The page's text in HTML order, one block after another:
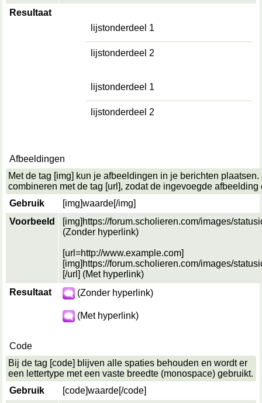
Resultaat
lijstonderdeel 1
lijstonderdeel 2
lijstonderdeel 1
lijstonderdeel 2
Afbeeldingen
Met de tag [img] kun je afbeeldingen in je berichten
combineren met de tag [url], zodat de ingevoegde
Gebruik
[img]waarde[/img]
Voorbeeld
[img]https://forum.scholieren.com/images/
(Zonder hyperlink)
[url=http://www.example.com]
[img]https://forum.scholieren.com/images/
[/url] (Met hyperlink)
Resultaat
(Zonder hyperlink)
(Met hyperlink)
Code
Bij de tag [code] blijven alle spaties behouden en wordt er
een lettertype met een vaste breedte (monospace) gebruikt.
Gebruik
[code]waarde[/code]